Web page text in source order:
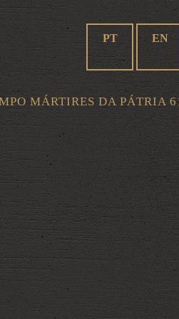
PT EN
MÁRTIRES DA PÁTRIA